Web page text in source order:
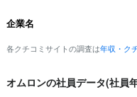
企業名
各クチコミサイトの調査は年収・ク
オムロンの社員データ(社員